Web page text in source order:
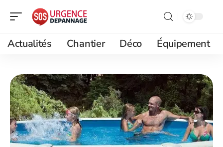
Actualités Chantier Déco Équipement